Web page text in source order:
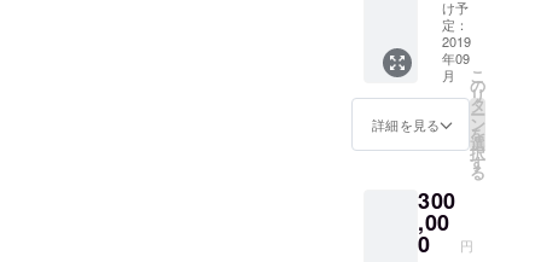
「仮」
での企
業名記
載 ・半
年間通
常掲載
半額 ・
優先の
ご案内
以上4点
け予
定：
2019
年09
月
詳細を見る
こ
の
リ
タ
ー
ン
を
選
択
す
る
300
,00
0 円